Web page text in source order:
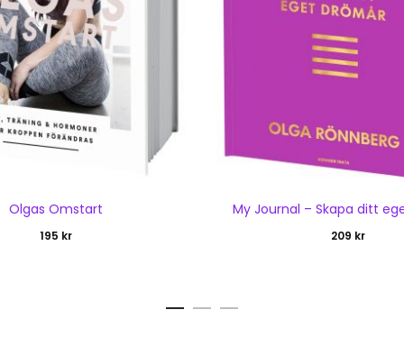
Olgas Omstart
195 kr
My Journal – Skapa ditt
209 kr